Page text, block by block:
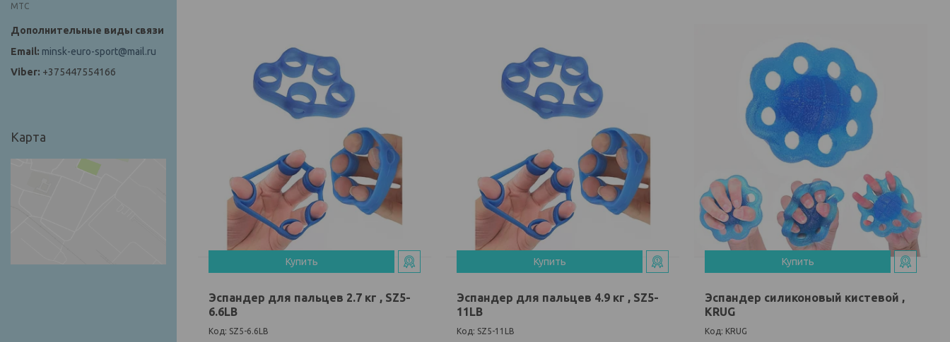
Купить
Эспандер для пальцев 2.7 кг , SZ5-
6.6LB
SZ5-6.6LB
Купить
Эспандер для пальцев 4.9 кг , SZ5-
11LB
SZ5-11LB
Купить
Эспандер силиконовый кистевой ,
KRUG
KRUG
МТС
minsk-euro-sport@mail.ru
+375447554166
Карта